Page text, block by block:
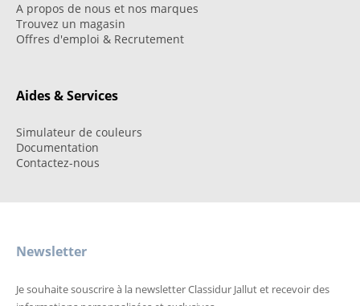
A propos de nous et nos marques
Trouvez un magasin
Offres d'emploi & Recrutement
Aides & Services
Simulateur de couleurs
Documentation
Contactez-nous
Newsletter
Je souhaite souscrire à la newsletter Classidur Jallut et recevoir des